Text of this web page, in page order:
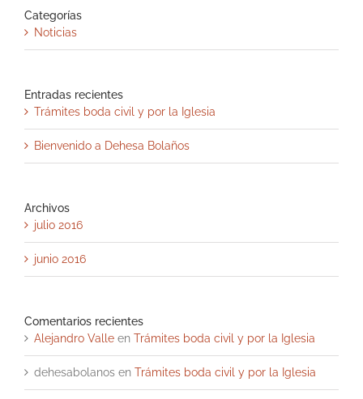
Categorías
Noticias
Entradas recientes
Trámites boda civil y por la Iglesia
Bienvenido a Dehesa Bolaños
Archivos
julio 2016
junio 2016
Comentarios recientes
Alejandro Valle en Trámites boda civil y por la Iglesia
dehesabolanos en Trámites boda civil y por la Iglesia